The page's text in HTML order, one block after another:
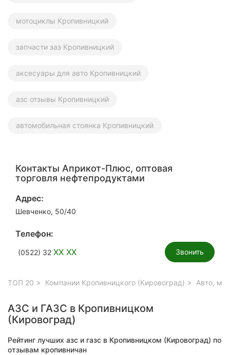
Карпаты
мотоциклы Кропивницкий
запчасти заз Кропивницкий
аксесуары для авто Кропивницкий
азс отзывы Кропивницкий
автомобильная стоянка Кропивницкий
Контакты Априкот-Плюс, оптовая
торговля нефтепродуктами
Адрес:
Шевченко, 50/40
Телефон:
(0522) 32 XX XX Звонить
ТОП 20 Компании Кропивницкого (Кировоград) Авто,
АЗС и ГАЗС в Кропивницком
(Кировоград)
Рейтинг лучших азс и газс в Кропивницком (Кировоград) по
отзывам кропивничан